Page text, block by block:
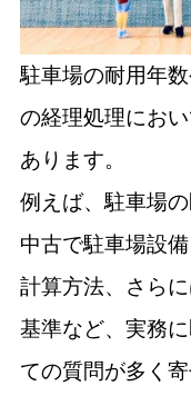
駐車場の耐用年
の経理処理にお
あります。
例えば、駐車場
中古で駐車場設
計算方法、さら
基準など、実務
ての質問が多く寄